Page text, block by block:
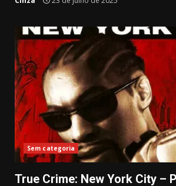
Sem categoria
True Crime: New York City –